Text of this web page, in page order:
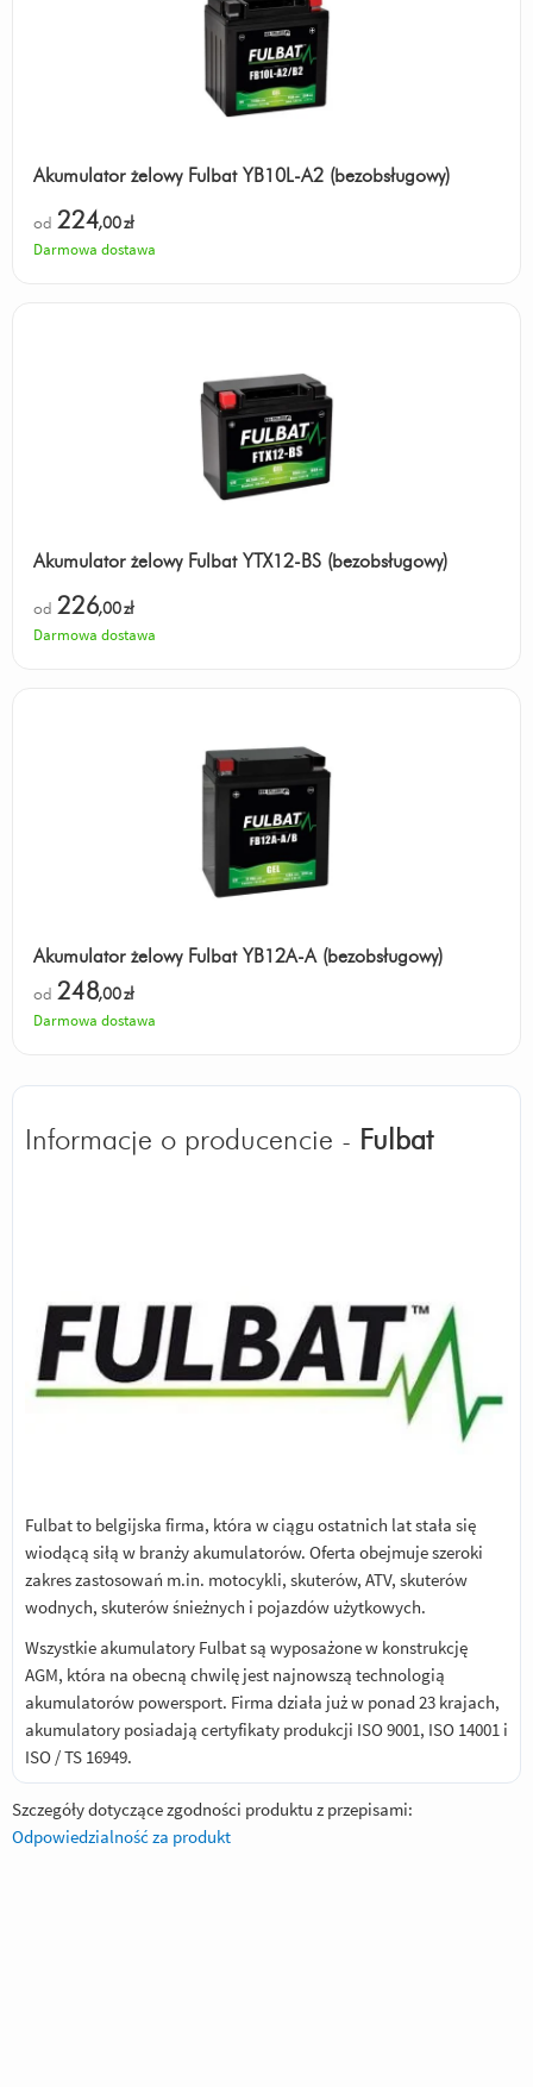
Akumulator żelowy Fulbat YB10L-A2 (bezobsługowy)
od 224,00zł
Darmowa dostawa
Akumulator żelowy Fulbat YTX12-BS (bezobsługowy)
od 226,00zł
Darmowa dostawa
Akumulator żelowy Fulbat YB12A-A (bezobsługowy)
od 248,00zł
Darmowa dostawa
Informacje o producencie - Fulbat
Fulbat to belgijska firma, która w ciągu ostatnich lat stała się
wiodącą siłą w branży akumulatorów. Oferta obejmuje szeroki
zakres zastosowań m.in. motocykli, skuterów, ATV, skuterów
wodnych, skuterów śnieżnych i pojazdów użytkowych.
Wszystkie akumulatory Fulbat są wyposażone w konstrukcję
AGM, która na obecną chwilę jest najnowszą technologią
akumulatorów powersport. Firma działa już w ponad 23 krajach,
akumulatory posiadają certyfikaty produkcji ISO 9001, ISO 14001 i
ISO / TS 16949.
Szczegóły dotyczące zgodności produktu z przepisami:
Odpowiedzialność za produkt